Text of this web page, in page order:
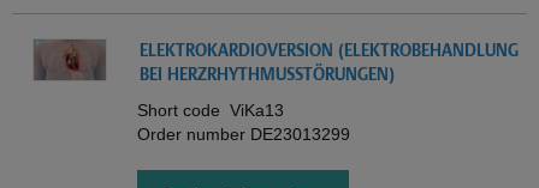
ELEKTROKARDIOVERSION (ELEKTROBEHANDLUNG
BEI HERZRHYTHMUSSTÖRUNGEN)
Short code ViKa13
Order number DE23013299